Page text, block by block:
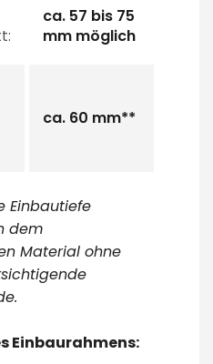
ca. 57 bis 75
mm möglich
ca. 60 mm**
Einbautiefe
dem
Material ohne
Einbaurahmens: